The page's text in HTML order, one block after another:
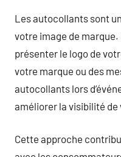
Les autocollants sont
votre image de
présenter le logo de
votre marque ou des
autocollants lors
améliorer la visibilité de
Cette approche